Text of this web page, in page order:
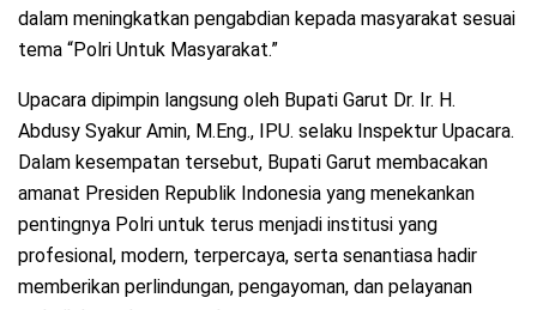
dalam meningkatkan pengabdian kepada masyarakat sesuai
tema “Polri Untuk Masyarakat.”
Upacara dipimpin langsung oleh Bupati Garut Dr. Ir. H.
Abdusy Syakur Amin, M.Eng., IPU. selaku Inspektur Upacara.
Dalam kesempatan tersebut, Bupati Garut membacakan
amanat Presiden Republik Indonesia yang menekankan
pentingnya Polri untuk terus menjadi institusi yang
profesional, modern, terpercaya, serta senantiasa hadir
memberikan perlindungan, pengayoman, dan pelayanan